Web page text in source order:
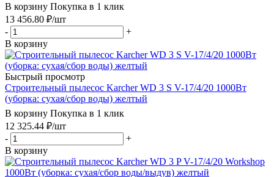
В корзину Покупка в 1 клик
13 456.80 ₽/шт
-
+
В корзину
Быстрый просмотр
Строительный пылесос Karcher WD 3 S V-17/4/20 1000Вт
(уборка: сухая/сбор воды) желтый
В корзину Покупка в 1 клик
12 325.44 ₽/шт
-
+
В корзину